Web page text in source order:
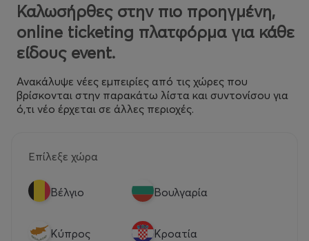
Καλωσήρθες στην πιο προηγμένη,
online ticketing πλατφόρμα για κάθε
είδους event.
Ανακάλυψε νέες εμπειρίες από τις χώρες που
βρίσκονται στην παρακάτω λίστα και συντονίσου για
ό,τι νέο έρχεται σε άλλες περιοχές.
Επίλεξε χώρα
Βέλγιο Βουλγαρία
Κύπρος Κροατία